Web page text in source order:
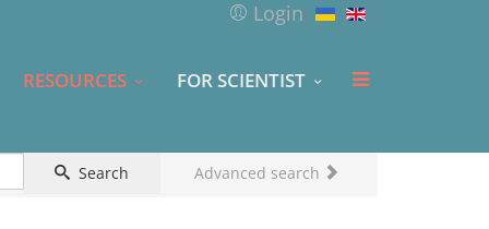
Login
RESOURCES FOR SCIENTIST
Search Advanced search